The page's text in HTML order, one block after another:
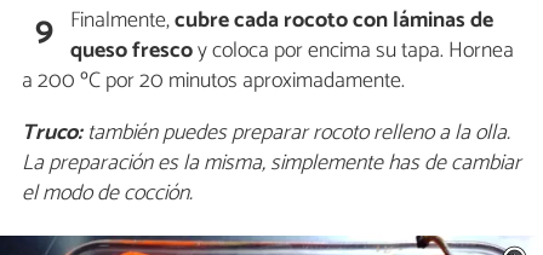
9 Finalmente,cubre cada rocoto con láminas de
queso frescoy coloca por encima su tapa. Hornea
a 200 ºC por 20 minutos aproximadamente.
Truco:también puedes preparar rocoto relleno a la olla.
La preparación es la misma, simplemente has de cambiar
el modo de cocción.